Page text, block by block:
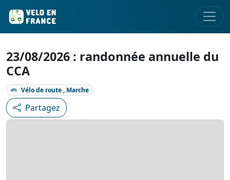
23/08/2026 : randonnée annuelle du
CCA
Vélo de route , Marche
Partagez